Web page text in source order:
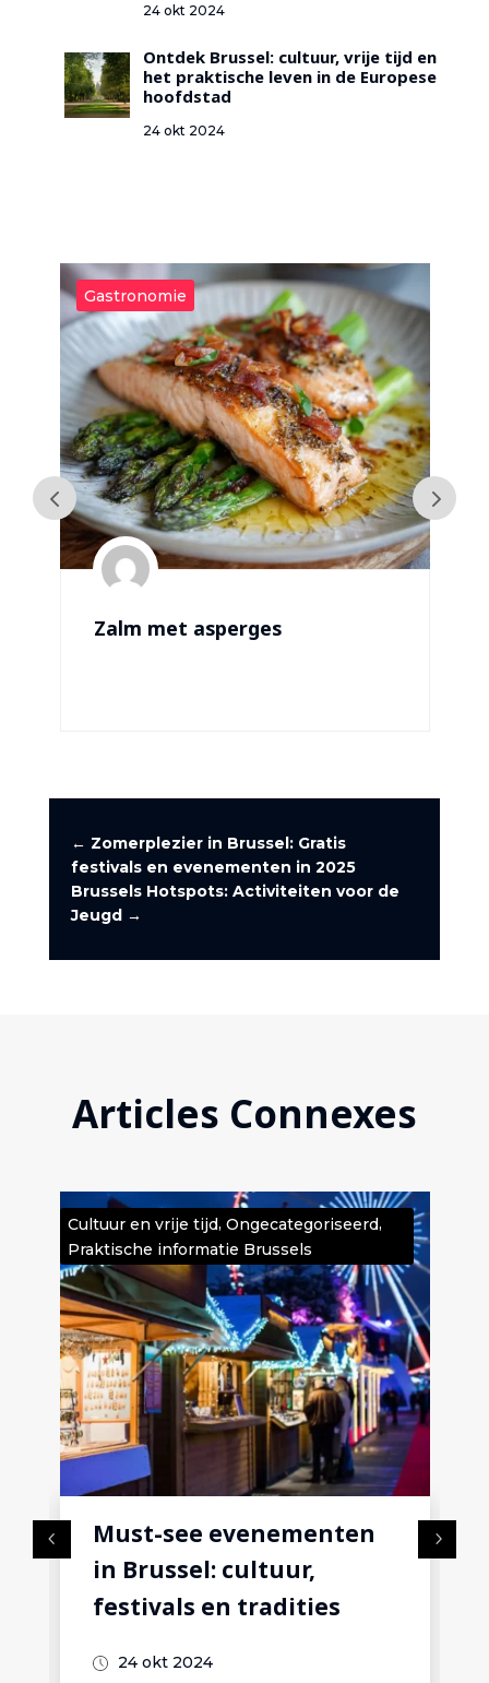
24 okt 2024
Ontdek Brussel: cultuur, vrije tijd en
het praktische leven in de Europese
hoofdstad
24 okt 2024
Gastronomie
Zalm met asperges
← Zomerplezier in Brussel: Gratis
festivals en evenementen in 2025
Brussels Hotspots: Activiteiten voor de
Jeugd→
Articles Connexes
Cultuur en vrije tijd, Ongecategoriseerd,
Praktische informatie Brussels
Must-see evenementen
in Brussel: cultuur,
festivals en tradities
24 okt 2024